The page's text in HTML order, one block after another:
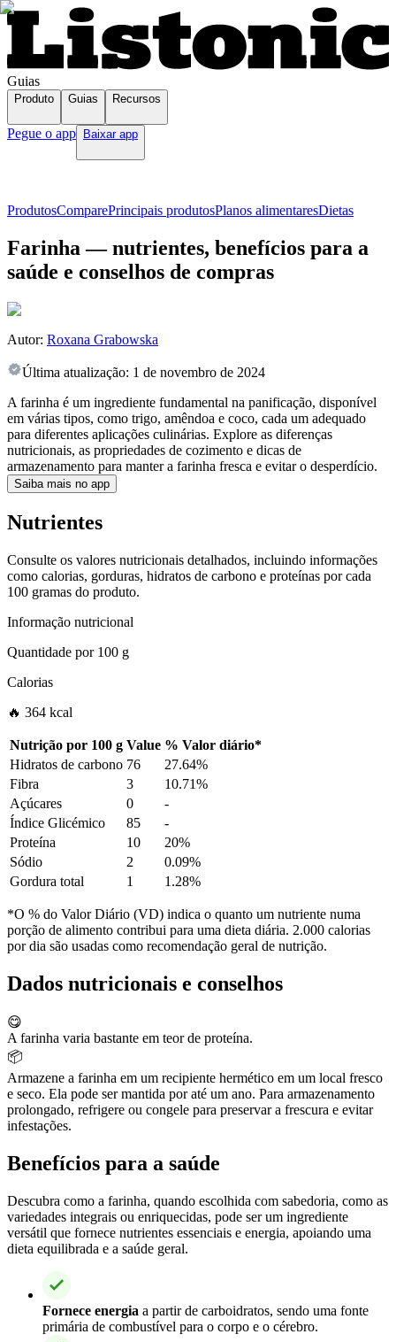
Guias
Produto Guias Recursos
Pegue o app Baixar app
ProdutosComparePrincipais produtosPlanos alimentaresDietas
Farinha — nutrientes, benefícios para a
saúde e conselhos de compras
Autor: Roxana Grabowska
Última atualização: 1 de novembro de 2024
A farinha é um ingrediente fundamental na panificação, disponível
em várias tipos, como trigo, amêndoa e coco, cada um adequado
para diferentes aplicações culinárias. Explore as diferenças
nutricionais, as propriedades de cozimento e dicas de
armazenamento para manter a farinha fresca e evitar o desperdício.
Saiba mais no app
Nutrientes
Consulte os valores nutricionais detalhados, incluindo informações
como calorias, gorduras, hidratos de carbono e proteínas por cada
100 gramas do produto.
Informação nutricional
Quantidade por100 g
Calorias
🔥 364 kcal
Nutrição por 100 g Value % Valor diário*
Hidratos de carbono 76
27.64%
Fibra
3
10.71%
Açúcares
0
-
Índice Glicémico
85
-
Proteína
10
20%
Sódio
2
0.09%
Gordura total
1 1.28%
*O % do Valor Diário (VD) indica o quanto um nutriente numa
porção de alimento contribui para uma dieta diária. 2.000 calorias
por dia são usadas como recomendação geral de nutrição.
Dados nutricionais e conselhos
😋
A farinha varia bastante em teor de proteína.
📦
Armazene a farinha em um recipiente hermético em um local fresco
e seco. Ela pode ser mantida por até um ano. Para armazenamento
prolongado, refrigere ou congele para preservar a frescura e evitar
infestações.
Benefícios para a saúde
Descubra como a farinha, quando escolhida com sabedoria, como as
variedades integrais ou enriquecidas, pode ser um ingrediente
versátil que fornece nutrientes essenciais e energia, apoiando uma
dieta equilibrada e a saúde geral.
Fornece energia a partir de carboidratos, sendo uma fonte
primária de combustível para o corpo e o cérebro.